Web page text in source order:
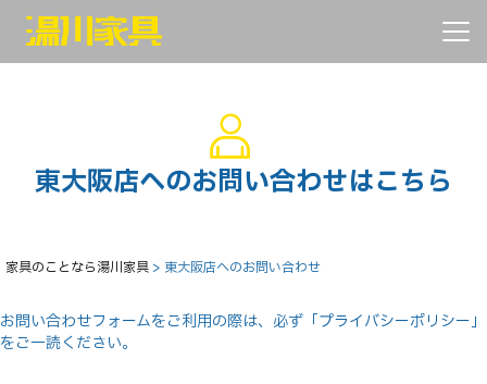
東大阪店へのお問い合わせはこちら
家具のことなら湯川家具 > 東大阪店へのお問い合わせ
お問い合わせフォームをご利用の際は、必ず「プライバシーポリシー」
をご一読ください。